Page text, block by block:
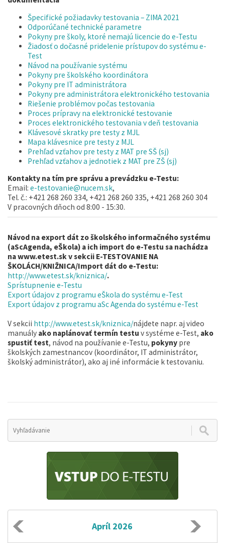
Špecifické požiadavky testovania – ZIMA 2021
Odporúčané technické parametre
Pokyny pre školy, ktoré nemajú licencie do e-Testu
Žiadosť o dočasné pridelenie prístupov do systému e-
Test
Návod na používanie systému
Pokyny pre školského koordinátora
Pokyny pre IT administrátora
Pokyny pre administrátora elektronického testovania
Riešenie problémov počas testovania
Proces prípravy na elektronické testovanie
Proces elektronického testovania v deň testovania
Klávesové skratky pre testy z MJL
Mapa klávesnice pre testy z MJL
Prehľad vzťahov pre testy z MAT pre SŠ (sj)
Prehľad vzťahov a jednotiek z MAT pre ZŠ (sj)
Kontakty na tím pre správu a prevádzku e-Testu:
Email: e-testovanie@nucem.sk,
Tel. č.: +421 268 260 334, +421 268 260 335, +421 268 260 304
V pracovných dňoch od 8:00 - 15:30.
Návod na export dát zo školského informačného systému
(aScAgenda, eŠkola) a ich import do e-Testu sa nachádza
nawww.etest.skv sekcii E-TESTOVANIE NA
ŠKOLÁCH/KNIŽNICA/Import dát do e-Testu:
http://www.etest.sk/kniznica/.
Sprístupnenie e-Testu
Export údajov z programu eŠkola do systému e-Test
Export údajov z programu aSc Agenda do systému e-Test
V sekcii http://www.etest.sk/kniznica/nájdete napr. aj video
manuály ako naplánovať termín testu v systéme e-Test, ako
spustiť test, návod na používanie e-Testu, pokyny pre
školských zamestnancov (koordinátor, IT administrátor,
školský administrátor), ako aj iné informácie k testovaniu.
Apríl 2026